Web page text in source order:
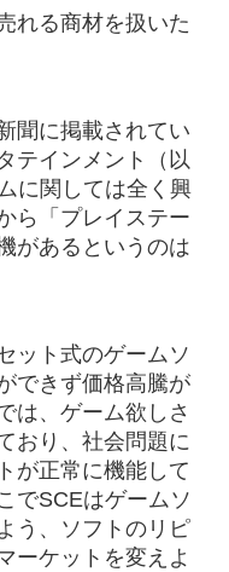
れる商材を扱いた
聞に掲載されてい
テインメント（以
に関しては全く興
ら「プレイステー
があるというのは
ット式のゲームソ
できず価格高騰が
は、ゲーム欲しさ
おり、社会問題に
が正常に機能して
でSCEはゲームソ
う、ソフトのリピ
ーケットを変えよ